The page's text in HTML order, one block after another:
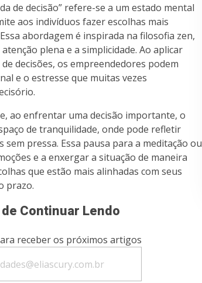
de decisão” refere-se a um estado mental
aos indivíduos fazer escolhas mais
abordagem é inspirada na filosofia zen,
plena e a simplicidade. Ao aplicar
decisões, os empreendedores podem
e o estresse que muitas vezes
ao enfrentar uma decisão importante, o
de tranquilidade, onde pode refletir
pressa. Essa pausa para a meditação ou
e a enxergar a situação de maneira
que estão mais alinhadas com seus
prazo.
Continuar Lendo
receber os próximos artigos